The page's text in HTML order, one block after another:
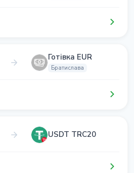
Готівка EUR
Братислава
USDT TRC20